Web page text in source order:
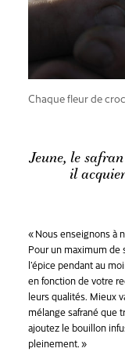
Chaque fleur de
Jeune, le
il
« Nous enseignons à
Pour un maximum de
l’épice pendant au
en fonction de votre
leurs qualités. Mieux
mélange safrané que
ajoutez le bouillon
pleinement. »